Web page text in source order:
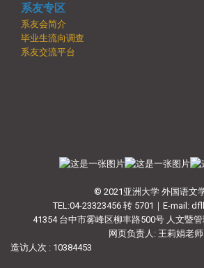
系友专区
系友会简介
毕业生流向调查
系友交流平台
© 2021亚洲大学 外国语文
TEL:04-23323456 转 5701｜E-mail:
41354 台中市雾峰区柳丰路500号 人文暨
网页负责人: 王莉娟老师
造访人次 : 10384453